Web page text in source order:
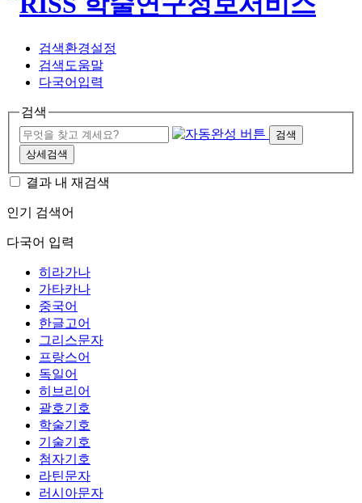
검색환경설정
검색도움말
다국어입력
검색
검색
상세검색
결과 내 재검색
인기 검색어
다국어 입력
히라가나
가타카나
중국어
한글고어
그리스문자
프랑스어
독일어
히브리어
괄호기호
학술기호
기술기호
첨자기호
라틴문자
러시아문자